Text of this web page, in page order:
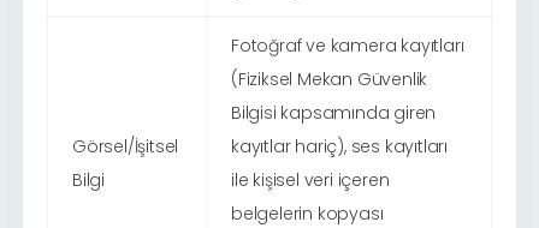
Görsel/İşitsel
Bilgi
Fotoğraf ve kamera kayıtları
(Fiziksel Mekan Güvenlik
Bilgisi kapsamında giren
kayıtlar hariç), ses kayıtları
ile kişisel veri içeren
belgelerin kopyası